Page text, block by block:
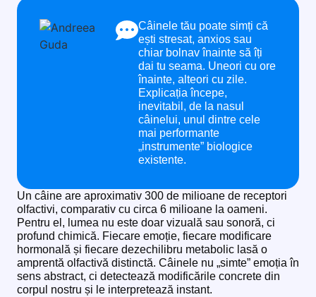
Câinele tău poate simți că
ești stresat, anxios sau
chiar bolnav înainte să îți
dai tu seama. Uneori cu ore
înainte, alteori cu zile.
Explicația începe,
inevitabil, de la nasul
câinelui, unul dintre cele
mai performante
„instrumente” biologice
existente.
Un câine are aproximativ 300 de milioane de receptori
olfactivi, comparativ cu circa 6 milioane la oameni.
Pentru el, lumea nu este doar vizuală sau sonoră, ci
profund chimică. Fiecare emoție, fiecare modificare
hormonală și fiecare dezechilibru metabolic lasă o
amprentă olfactivă distinctă. Câinele nu „simte” emoția în
sens abstract, ci detectează modificările concrete din
corpul nostru și le interpretează instant.